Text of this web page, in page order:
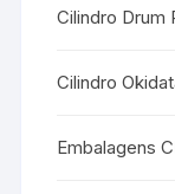
Cilindro Drum
Cilindro
Embalagens